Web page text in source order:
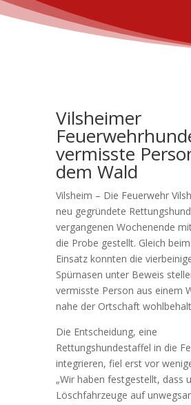
Vilsheimer
vermisste
dem Wald
Vilsheim – Die Feuerwehr
neu gegründete
vergangenen Wochenende
die Probe gestellt. Gleich
Einsatz konnten die
Spürnasen unter Beweis
vermisste Person aus einem
nahe der Ortschaft
Die Entscheidung, eine
Rettungshundestaffel in die
integrieren, fiel erst vor
„Wir haben festgestellt, dass
Löschfahrzeuge auf